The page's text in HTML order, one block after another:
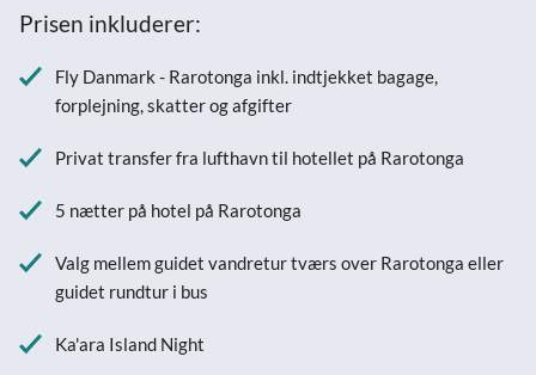
Prisen inkluderer:
Fly Danmark - Rarotonga inkl. indtjekket bagage,
forplejning, skatter og afgifter
Privat transfer fra lufthavn til hotellet på Rarotonga
5 nætter på hotel på Rarotonga
Valg mellem guidet vandretur tværs over Rarotonga eller
guidet rundtur i bus
Ka'ara Island Night